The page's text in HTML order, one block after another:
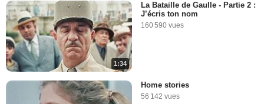
1:34
La Bataille de Gaulle - Partie 2 :
J’écris ton nom
160 590 vues
Home stories
56 142 vues